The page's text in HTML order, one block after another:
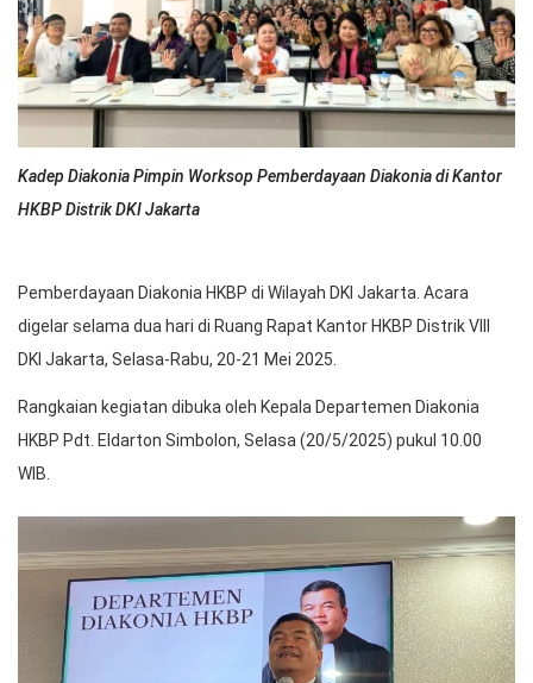
Kadep Diakonia Pimpin Worksop Pemberdayaan Diakonia di Kantor
HKBP Distrik DKI Jakarta
Pemberdayaan Diakonia HKBP di Wilayah DKI Jakarta. Acara
digelar selama dua hari di Ruang Rapat Kantor HKBP Distrik VIII
DKI Jakarta, Selasa-Rabu, 20-21 Mei 2025.
Rangkaian kegiatan dibuka oleh Kepala Departemen Diakonia
HKBP Pdt. Eldarton Simbolon, Selasa (20/5/2025) pukul 10.00
WIB.